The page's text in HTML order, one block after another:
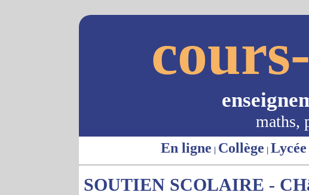
maths,
En ligne | Collège | Lycée
SOUTIEN SCOLAIRE -